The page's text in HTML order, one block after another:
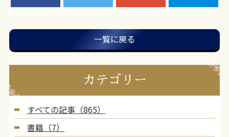
一覧に戻る
カテゴリー
すべての記事（865）
書籍（7）